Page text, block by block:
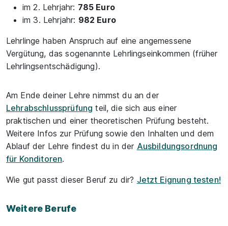
im 2. Lehrjahr: 785 Euro
im 3. Lehrjahr: 982 Euro
Lehrlinge haben Anspruch auf eine angemessene
Vergütung, das sogenannte Lehrlingseinkommen (früher
Lehrlingsentschädigung).
Am Ende deiner Lehre nimmst du an der
Lehrabschlussprüfung teil, die sich aus einer
praktischen und einer theoretischen Prüfung besteht.
Weitere Infos zur Prüfung sowie den Inhalten und dem
Ablauf der Lehre findest du in der Ausbildungsordnung
für Konditoren.
Wie gut passt dieser Beruf zu dir? Jetzt Eignung testen!
Weitere Berufe